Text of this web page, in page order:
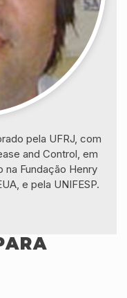
pela UFRJ, com
and Control, em
na Fundação Henry
e pela UNIFESP.